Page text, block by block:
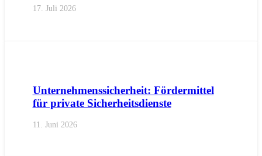
17. Juli 2026
Unternehmenssicherheit: Fördermittel
für private Sicherheitsdienste
11. Juni 2026